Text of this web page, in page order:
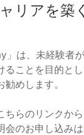
リアを築
」は、未経験者
ることを目的と
めします。
ちらのリンクか
会のお申し込みは